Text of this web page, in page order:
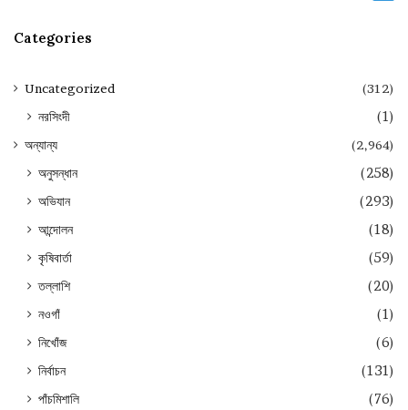
Categories
Uncategorized (312)
নরসিংদী (1)
অন্যান্য (2,964)
অনুসন্ধান
(258)
অভিযান
(293)
আন্দোলন
(18)
কৃষিবার্তা
(59)
তল্লাশি
(20)
নওগাঁ
(1)
নিখোঁজ
(6)
নির্বাচন
(131)
পাঁচমিশালি
(76)